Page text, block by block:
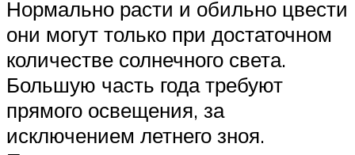
Нормально расти и обильно цвести
они могут только при достаточном
количестве солнечного света.
Большую часть года требуют
прямого освещения, за
исключением летнего зноя.